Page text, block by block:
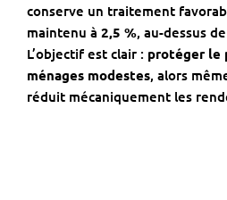
conserve un traitement
maintenu à 2,5 %, au-dessus
L’objectif est clair : protéger le
ménages modestes, alors
réduit mécaniquement les